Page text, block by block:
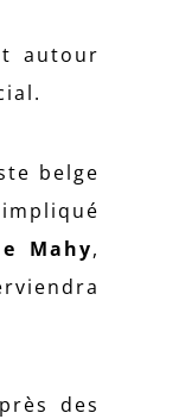
autour
belge
Mahy,
des